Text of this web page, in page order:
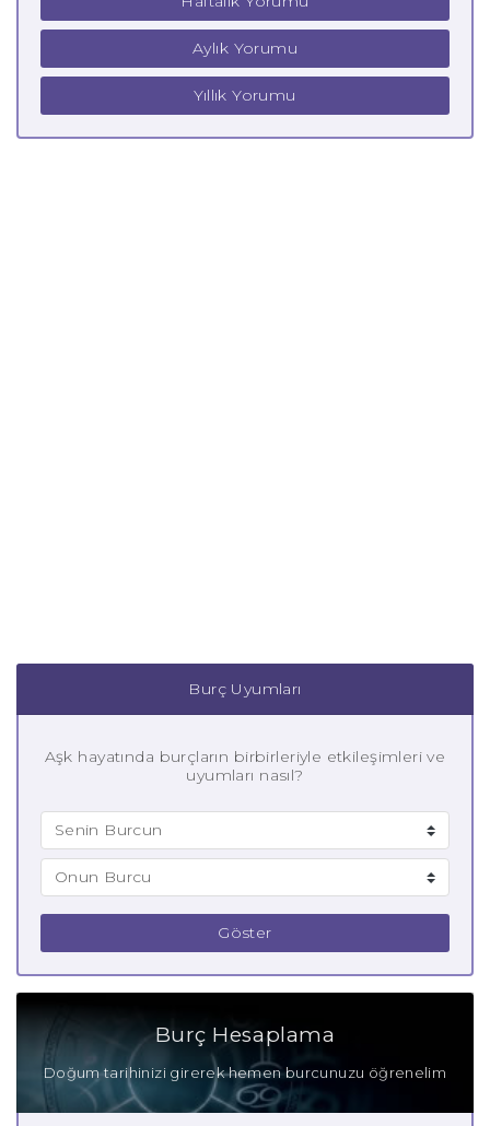
Aylık Yorumu
Yıllık Yorumu
Burç Uyumları
Aşk hayatında burçların birbirleriyle etkileşimleri ve
uyumları nasıl?
Göster
Burç Hesaplama
Doğum tarihinizi girerek hemen burcunuzu öğrenelim